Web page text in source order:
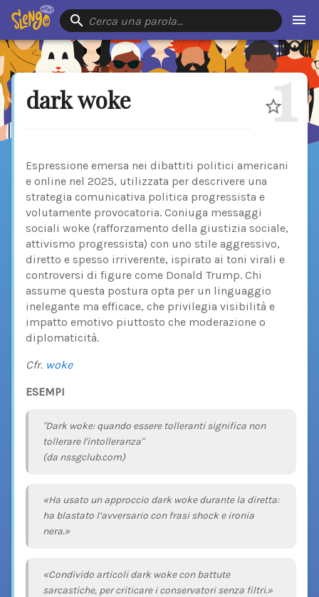
Cerca una parola…
dark woke 1
Espressione emersa nei dibattiti politici americani
e online nel 2025, utilizzata per descrivere una
strategia comunicativa politica progressista e
volutamente provocatoria. Coniuga messaggi
sociali woke (rafforzamento della giustizia sociale,
attivismo progressista) con uno stile aggressivo,
diretto e spesso irriverente, ispirato ai toni virali e
controversi di figure come Donald Trump. Chi
assume questa postura opta per un linguaggio
inelegante ma efficace, che privilegia visibilità e
impatto emotivo piuttosto che moderazione o
diplomaticità.
Cfr. woke
ESEMPI
"Dark woke: quando essere tolleranti significa non
tollerare l'intolleranza"
(da nssgclub.com)
«Ha usato un approccio dark woke durante la diretta:
ha blastato l’avversario con frasi shock e ironia
nera.»
«Condivido articoli dark woke con battute
sarcastiche, per criticare i conservatori senza filtri.»